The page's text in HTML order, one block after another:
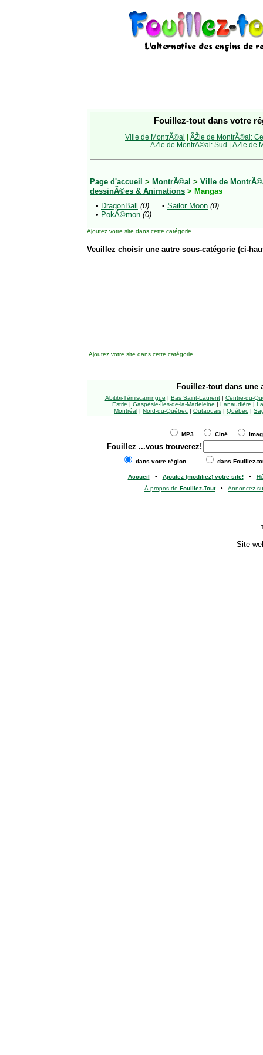
Fouillez-tout dans votre
Ville de MontrÃ©al | ÃŽle de MontrÃ©al:
ÃŽle de MontrÃ©al: Sud | ÃŽle de
Page d'accueil > MontrÃ©al > Ville de
dessinÃ©es & Animations > Mangas
• DragonBall (0)
• PokÃ©mon (0)
• Sailor Moon (0)
Ajoutez votre site dans cette catégorie
Veuillez choisir une autre sous-catégorie (ci-
Ajoutez votre site dans cette catégorie
Fouillez-tout dans une
Abitibi-Témiscamingue | Bas Saint-Laurent| Centre-du-
Estrie | Gaspésie-Îles-de-la-Madeleine | Lanaudière |
Montréal | Nord-du-Québec | Outaouais | Québec |
MP3 Ciné
Fouillez ...vous trouverez!
dans votre région dans Fouillez-
Accueil • Ajoutez (modifiez) votre site!•
À propos de Fouillez-Tout• Annoncez
Site